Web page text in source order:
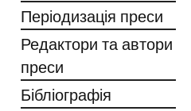
Періодизація преси
Редактори та автори
преси
Бібліографія